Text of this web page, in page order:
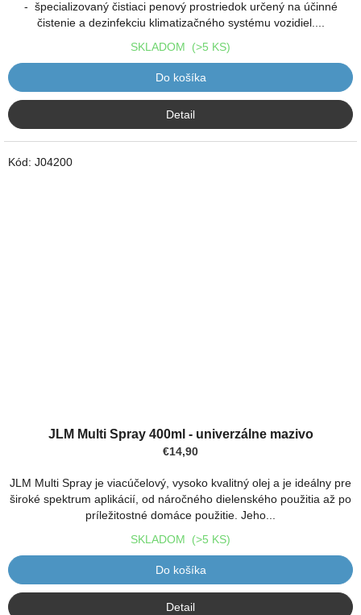
- špecializovaný čistiaci penový prostriedok určený na účinné
čistenie a dezinfekciu klimatizačného systému vozidiel....
SKLADOM (>5 KS)
Do košíka
Detail
JLM Multi Spray 400ml - univerzálne mazivo
€14,90
JLM Multi Spray je viacúčelový, vysoko kvalitný olej a je ideálny pre
široké spektrum aplikácií, od náročného dielenského použitia až po
príležitostné domáce použitie. Jeho...
SKLADOM (>5 KS)
Do košíka
Detail
Kód: J04200